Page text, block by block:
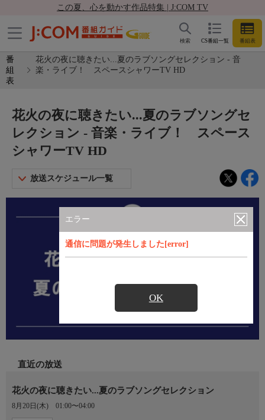
この夏、心を動かす作品特集 | J:COM TV
CS番組一覧 番組表
検索
番
組
表
花火の夜に聴きたい...夏のラブソングセレクション - 音
楽・ライブ！ スペースシャワーTV HD
エラー
通信に問題が発生しました[error]
OK
花火の夜に聴きたい...夏のラブソングセ
レクション - 音楽・ライブ！ スペース
シャワーTV HD
放送スケジュール一覧
直近の放送
花火の夜に聴きたい...夏のラブソングセレクション
8月20日(木) 01:00〜04:00